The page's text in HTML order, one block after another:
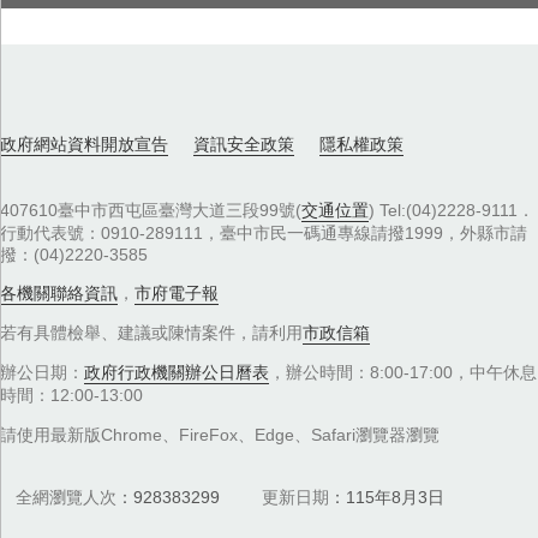
政府網站資料開放宣告 資訊安全政策 隱私權政策
407610臺中市西屯區臺灣大道三段99號(交通位置) Tel:(04)2228-9111．
行動代表號：0910-289111，臺中市民一碼通專線請撥1999，外縣市請
撥：(04)2220-3585
各機關聯絡資訊 ， 市府電子報
若有具體檢舉、建議或陳情案件，請利用市政信箱
辦公日期： 政府行政機關辦公日曆表 ，辦公時間：8:00-17:00，中午休息
時間：12:00-13:00
請使用最新版Chrome、FireFox、Edge、Safari瀏覽器瀏覽
全網瀏覽人次 928383299 更新日期 115年8月3日